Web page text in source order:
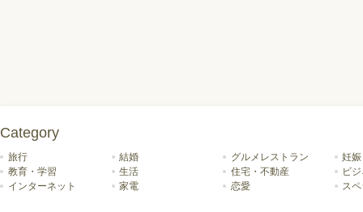
Category
旅行 結婚 グルメレストラン
妊
教育・学習
生活 住宅・不動産
ビ
インターネット
家電 恋愛 ス